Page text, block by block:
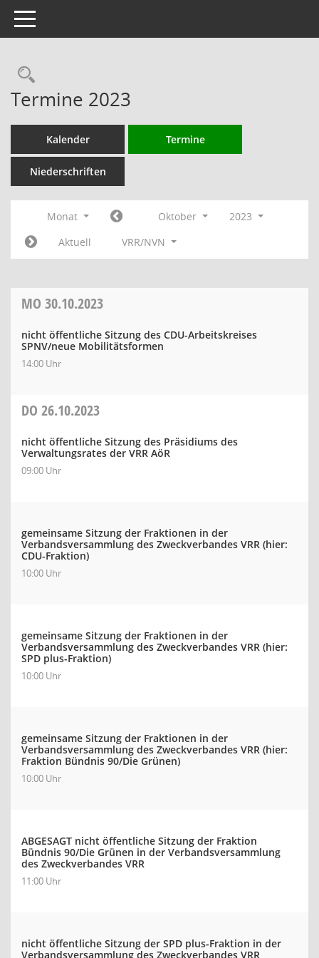
Toggle navigation
Rechercheauswahl
Termine 2023
Kalender Termine
Niederschriften
Monat Oktober
2023
Aktuell
VRR/NVN
MO 30.10.2023
nicht öffentliche Sitzung des CDU-Arbeitskreises
SPNV/neue Mobilitätsformen
14:00 Uhr
DO 26.10.2023
nicht öffentliche Sitzung des Präsidiums des
Verwaltungsrates der VRR AöR
09:00 Uhr
gemeinsame Sitzung der Fraktionen in der
Verbandsversammlung des Zweckverbandes VRR (hier:
CDU-Fraktion)
10:00 Uhr
gemeinsame Sitzung der Fraktionen in der
Verbandsversammlung des Zweckverbandes VRR (hier:
SPD plus-Fraktion)
10:00 Uhr
gemeinsame Sitzung der Fraktionen in der
Verbandsversammlung des Zweckverbandes VRR (hier:
Fraktion Bündnis 90/Die Grünen)
10:00 Uhr
ABGESAGT nicht öffentliche Sitzung der Fraktion
Bündnis 90/Die Grünen in der Verbandsversammlung
des Zweckverbandes VRR
11:00 Uhr
nicht öffentliche Sitzung der SPD plus-Fraktion in der
Verbandsversammlung des Zweckverbandes VRR